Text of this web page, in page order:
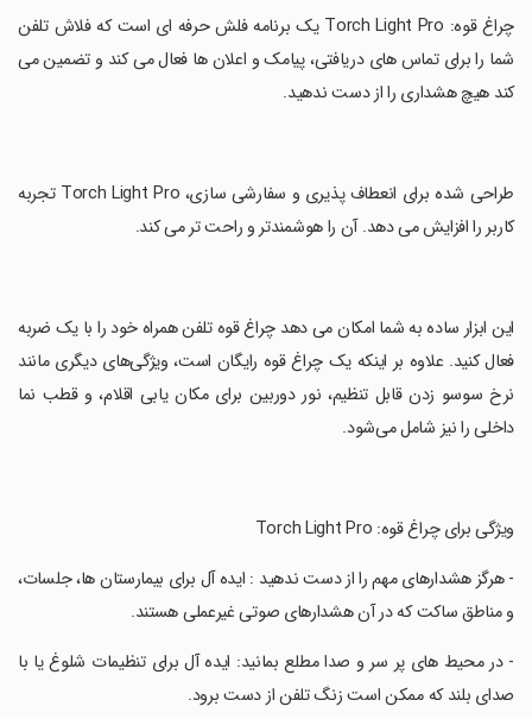
چراغ قوه: Torch Light Pro یک برنامه فلش حرفه ای است که فلاش تلفن
شما را برای تماس های دریافتی، پیامک و اعلان ها فعال می کند و تضمین می
کند هیچ هشداری را از دست ندهید.
‏طراحی شده برای انعطاف پذیری و سفارشی سازی، Torch Light Pro تجربه
کاربر را افزایش می دهد. آن را هوشمندتر و راحت تر می کند.
‏این ابزار ساده به شما امکان می دهد چراغ قوه تلفن همراه خود را با یک ضربه
فعال کنید. علاوه بر اینکه یک چراغ قوه رایگان است، ویژگی‌های دیگری مانند
نرخ سوسو زدن قابل تنظیم، نور دوربین برای مکان یابی اقلام، و قطب نما
داخلی را نیز شامل می‌شود.
‏ویژگی برای چراغ قوه: Torch Light Pro
‏- هرگز هشدارهای مهم را از دست ندهید : ایده آل برای بیمارستان ها، جلسات،
و مناطق ساکت که در آن هشدارهای صوتی غیرعملی هستند.
‏- در محیط های پر سر و صدا مطلع بمانید: ایده آل برای تنظیمات شلوغ یا با
صدای بلند که ممکن است زنگ تلفن از دست برود.